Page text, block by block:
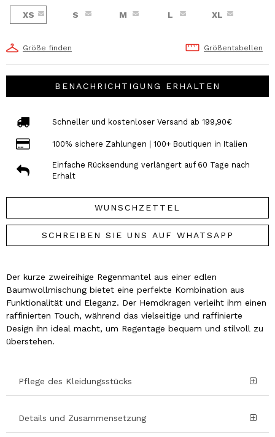
XS S M L XL
Größe finden Größentabellen
BENACHRICHTIGUNG ERHALTEN
Schneller und kostenloser Versand ab 199,90€
100% sichere Zahlungen | 100+ Boutiquen in Italien
Einfache Rücksendung verlängert auf 60 Tage nach
Erhalt
WUNSCHZETTEL
SCHREIBEN SIE UNS AUF WHATSAPP
Der kurze zweireihige Regenmantel aus einer edlen
Baumwollmischung bietet eine perfekte Kombination aus
Funktionalität und Eleganz. Der Hemdkragen verleiht ihm einen
raffinierten Touch, während das vielseitige und raffinierte
Design ihn ideal macht, um Regentage bequem und stilvoll zu
überstehen.
Pflege des Kleidungsstücks
Details und Zusammensetzung